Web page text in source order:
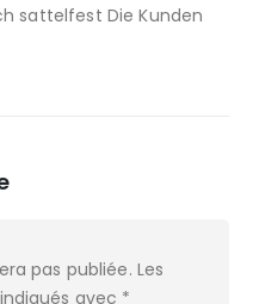
sattelfest Die Kunden
pas publiée. Les
avec *